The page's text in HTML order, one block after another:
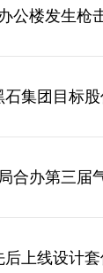
公楼发生枪
集团目标
合办第三届
后上线设计